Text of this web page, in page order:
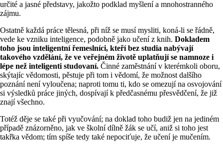
určité a jasné představy, jakožto podklad myšlení a mnohostranného
zájmu.
Ostatně každá práce tělesná, při níž se musí mysliti, koná-li se řádně,
vede ke vzniku inteligence, podobně jako učení z knih. Dokladem
toho jsou inteligentní řemeslníci, kteří bez studia nabývají
takového vzdělání, že ve veřejném životě uplatňují se namnoze i
lépe než inteligenti studovaní. Činné zaměstnání v kterémkoli oboru,
skýtajíc vědomosti, pěstuje při tom i vědomí, že možnost dalšího
poznání není vyloučena; naproti tomu ti, kdo se omezují na osvojování
si výsledků práce jiných, dospívají k předčasnému přesvědčení, že již
znají všechno.
Totéž děje se také při vyučování; na doklad toho budiž jen na jediném
případě znázorněno, jak ve školní dílně žák se učí, aniž si toho jest
takřka vědom; tím spíše tedy také nepociťuje, že učení je mučením.